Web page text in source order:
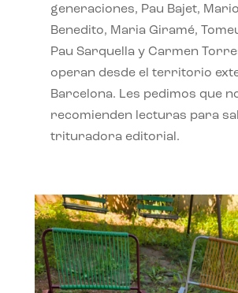
generaciones, Pau Bajet,
Benedito, Maria Giramé,
Pau Sarquella y Carmen
operan desde el territorio
Barcelona. Les pedimos que
recomienden lecturas para
trituradora editorial.